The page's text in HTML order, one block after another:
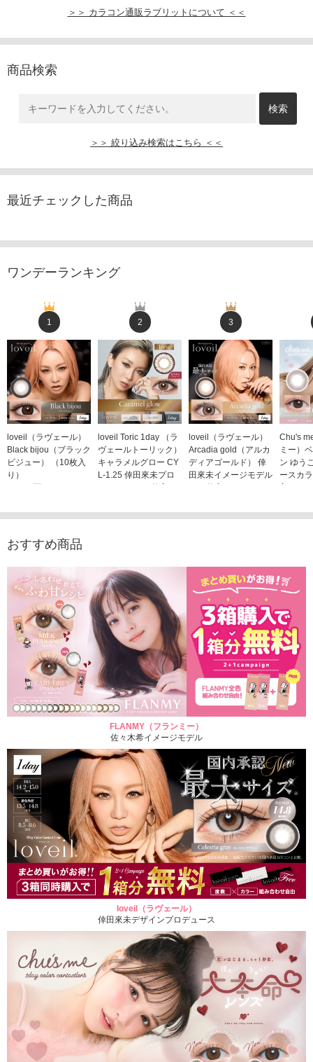
＞＞ カラコン通販ラブリットについて ＜＜
商品検索
＞＞ 絞り込み検索はこちら ＜＜
最近チェックした商品
ワンデーランキング
1
loveil（ラヴェール）
Black bijou（ブラック
ビジュー） （10枚入
り）
2
loveil Toric 1day （ラ
ヴェールトーリック）
キャラメルグロー CY
L-1.25 倖田來未プロ
デュース （10枚入
1,760円(税込)
3
loveil（ラヴェール）
Arcadia gold（アルカ
ディアゴールド） 倖
田來未イメージモデル
（10枚入り）
Chu's
ミー）
ン ゆう
ースカ
入り）
おすすめ商品
FLANMY（フランミー）
佐々木希イメージモデル
loveil（ラヴェール）
倖田來未デザインプロデュース